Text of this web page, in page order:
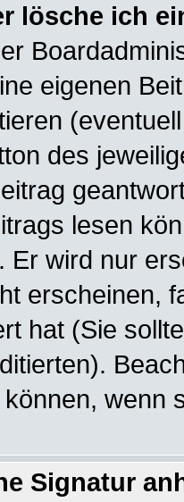
lösche ich
eigenen
des
lesen
Er wird nur
erscheinen,
hat (Sie
wenn
Signatur